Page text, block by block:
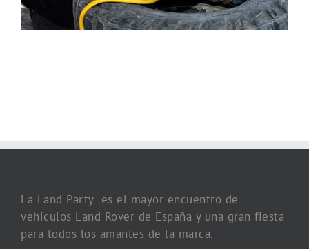
La Land Party es el mayor encuentro de
vehículos Land Rover de España y una gran fiesta
para todos los amantes de la marca.